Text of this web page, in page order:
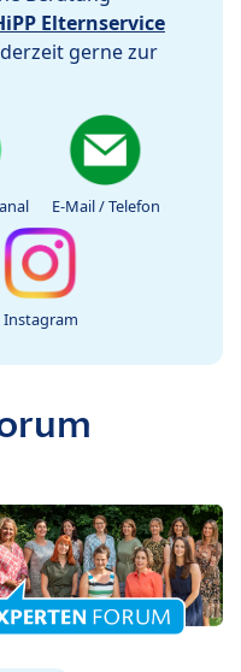
Elternservice
gerne zur
E-Mail / Telefon
Instagram